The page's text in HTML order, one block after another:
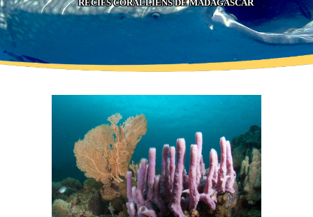
RÉCIFS CORALLIENS DE MADAGASCAR
CATAMARAN
GALERIE
BLOG
CONTACT